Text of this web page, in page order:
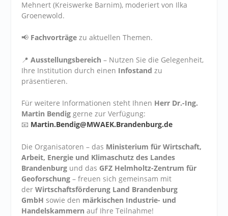
Mehnert (Kreiswerke Barnim), moderiert von Ilka
Groenewold.
📢 Fachvorträge zu aktuellen Themen.
📍Ausstellungsbereich– Nutzen Sie die Gelegenheit,
Ihre Institution durch einen Infostand zu
präsentieren.
Für weitere Informationen steht Ihnen Herr Dr.-Ing.
Martin Bendig gerne zur Verfügung:
📧 Martin.Bendig@MWAEK.Brandenburg.de
Die Organisatoren – das Ministerium für Wirtschaft,
Arbeit, Energie und Klimaschutz des Landes
Brandenburg und das GFZ Helmholtz-Zentrum für
Geoforschung – freuen sich gemeinsam mit
derWirtschaftsförderung Land Brandenburg
GmbH sowie den märkischen Industrie- und
Handelskammern auf Ihre Teilnahme!